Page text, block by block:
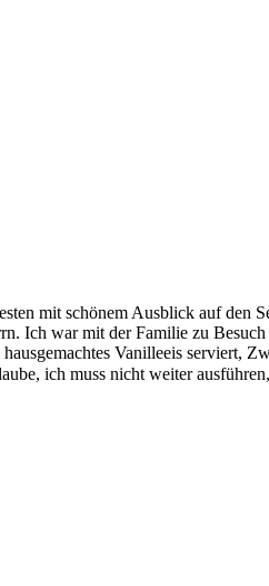
mit schönem Ausblick auf den
Ich war mit der Familie zu
Vanilleeis serviert,
ich muss nicht weiter